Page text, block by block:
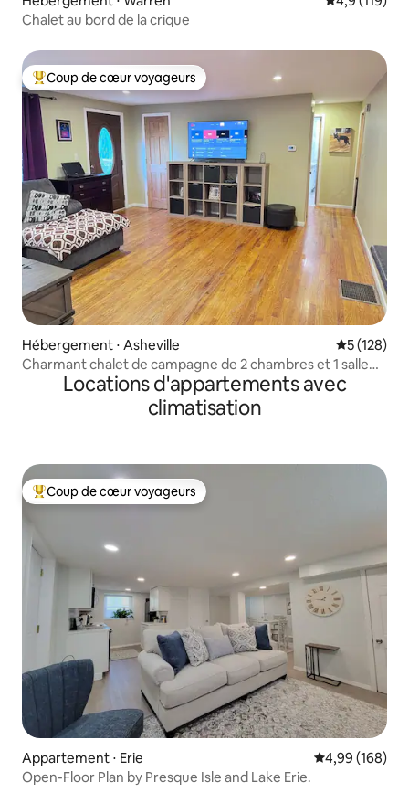
Chalet au bord de la crique
Coups de cœur voyageurs les plus appréciés
Coup de cœur voyageurs
Hébergement ⋅ Asheville Évaluation
5 (128)
Charmant chalet de campagne de 2 chambres et 1 salle
de bain sur 5 acres
Locations d'appartements avec
climatisation
Coups de cœur voyageurs les plus appréciés
Coup de cœur voyageurs
Appartement ⋅ Erie Évaluation
4,99 (168)
Open-Floor Plan by Presque Isle and Lake Erie.